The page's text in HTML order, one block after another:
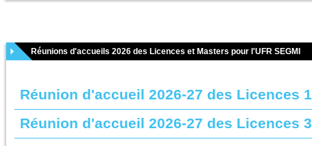
Réunions d'accueils 2026 des Licences et Masters pour l'UFR SEGMI
Réunion d'accueil 2026-27 des Licences 1
Réunion d'accueil 2026-27 des Licences 3